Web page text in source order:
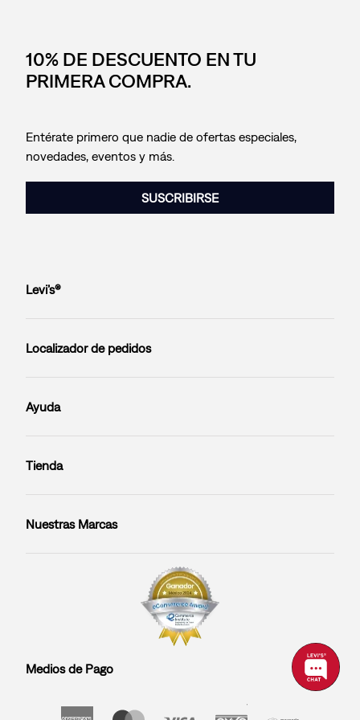
10% DE DESCUENTO EN TU
PRIMERA COMPRA.
Entérate primero que nadie de ofertas especiales,
novedades, eventos y más.
SUSCRIBIRSE
Levi’s®
Localizador de pedidos
Ayuda
Tienda
Nuestras Marcas
Medios de Pago